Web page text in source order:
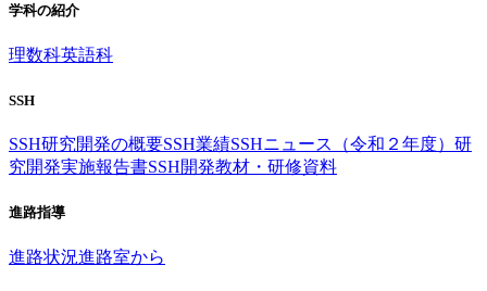
学科の紹介
理数科英語科
SSH
SSH研究開発の概要SSH業績SSHニュース（令和２年度） 研
究開発実施報告書SSH開発教材・研修資料
進路指導
進路状況進路室から